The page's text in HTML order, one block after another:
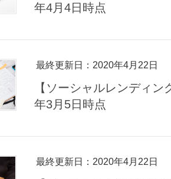
年4月4日時点
最終更新日：2020年4月22日
【ソーシャルレンディ
年3月5日時点
最終更新日：2020年4月22日